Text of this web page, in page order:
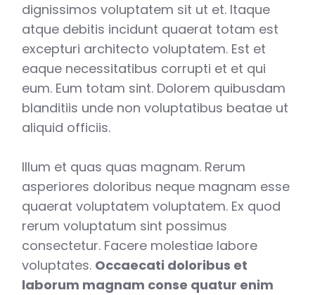
dignissimos voluptatem sit ut et. Itaque
atque debitis incidunt quaerat totam est
excepturi architecto voluptatem. Est et
eaque necessitatibus corrupti et et qui
eum. Eum totam sint. Dolorem quibusdam
blanditiis unde non voluptatibus beatae ut
aliquid officiis.
Illum et quas quas magnam. Rerum
asperiores doloribus neque magnam esse
quaerat voluptatem voluptatem. Ex quod
rerum voluptatum sint possimus
consectetur. Facere molestiae labore
voluptates. Occaecati doloribus et
laborum magnam conse quatur enim